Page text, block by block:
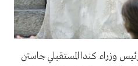
ورئيس وزراء كندا المستقبلي جاستن